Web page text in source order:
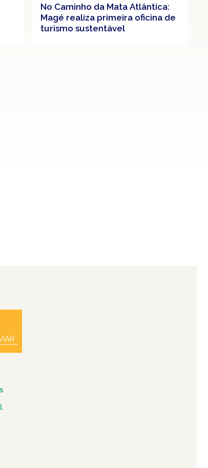
No Caminho da Mata Atlântica:
Magé realiza primeira oficina de
turismo sustentável